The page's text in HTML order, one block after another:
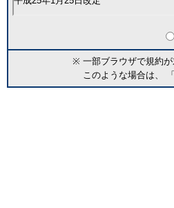
※ 一部ブラウザで規約
このような場合は、